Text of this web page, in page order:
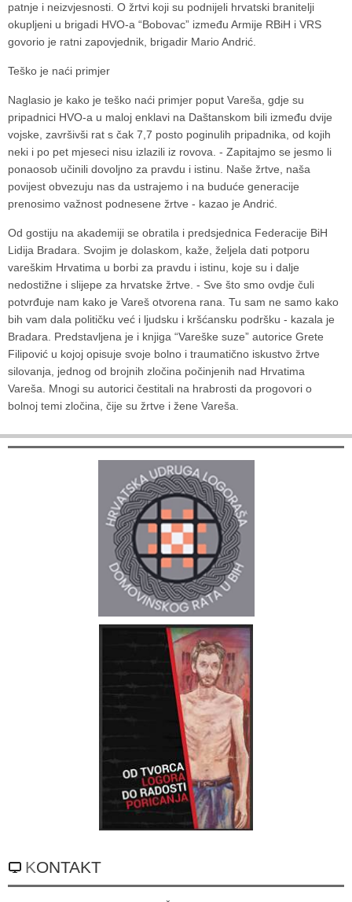
patnje i neizvjesnosti. O žrtvi koji su podnijeli hrvatski branitelji
okupljeni u brigadi HVO-a “Bobovac” između Armije RBiH i VRS
govorio je ratni zapovjednik, brigadir Mario Andrić.
Teško je naći primjer
Naglasio je kako je teško naći primjer poput Vareša, gdje su
pripadnici HVO-a u maloj enklavi na Daštanskom bili između dvije
vojske, završivši rat s čak 7,7 posto poginulih pripadnika, od kojih
neki i po pet mjeseci nisu izlazili iz rovova. - Zapitajmo se jesmo li
ponaosob učinili dovoljno za pravdu i istinu. Naše žrtve, naša
povijest obvezuju nas da ustrajemo i na buduće generacije
prenosimo važnost podnesene žrtve - kazao je Andrić.
Od gostiju na akademiji se obratila i predsjednica Federacije BiH
Lidija Bradara. Svojim je dolaskom, kaže, željela dati potporu
vareškim Hrvatima u borbi za pravdu i istinu, koje su i dalje
nedostižne i slijepe za hrvatske žrtve. - Sve što smo ovdje čuli
potvrđuje nam kako je Vareš otvorena rana. Tu sam ne samo kako
bih vam dala političku već i ljudsku i kršćansku podršku - kazala je
Bradara. Predstavljena je i knjiga “Vareške suze” autorice Grete
Filipović u kojoj opisuje svoje bolno i traumatično iskustvo žrtve
silovanja, jednog od brojnih zločina počinjenih nad Hrvatima
Vareša. Mnogi su autorici čestitali na hrabrosti da progovori o
bolnoj temi zločina, čije su žrtve i žene Vareša.
KONTAKT